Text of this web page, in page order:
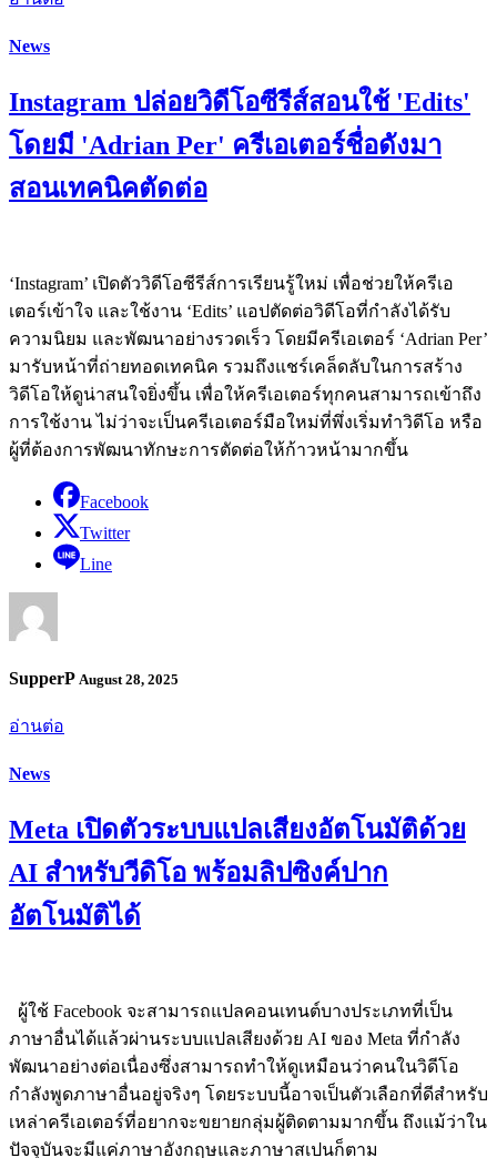
News
Instagram ปล่อยวิดีโอซีรีส์สอนใช้ 'Edits'
โดยมี 'Adrian Per' ครีเอเตอร์ชื่อดังมา
สอนเทคนิคตัดต่อ
‘Instagram’ เปิดตัววิดีโอซีรีส์การเรียนรู้ใหม่ เพื่อช่วยให้ครีเอ
เตอร์เข้าใจ และใช้งาน ‘Edits’ แอปตัดต่อวิดีโอที่กำลังได้รับ
ความนิยม และพัฒนาอย่างรวดเร็ว โดยมีครีเอเตอร์ ‘Adrian Per’
มารับหน้าที่ถ่ายทอดเทคนิค รวมถึงแชร์เคล็ดลับในการสร้าง
วิดีโอให้ดูน่าสนใจยิ่งขึ้น เพื่อให้ครีเอเตอร์ทุกคนสามารถเข้าถึง
การใช้งาน ไม่ว่าจะเป็นครีเอเตอร์มือใหม่ที่พึ่งเริ่มทำวิดีโอ หรือ
ผู้ที่ต้องการพัฒนาทักษะการตัดต่อให้ก้าวหน้ามากขึ้น
Facebook
Twitter
Line
SupperP August 28, 2025
อ่านต่อ
News
Meta เปิดตัวระบบแปลเสียงอัตโนมัติด้วย
AI สำหรับวีดิโอ พร้อมลิปซิงค์ปาก
อัตโนมัติได้
ผู้ใช้ Facebook จะสามารถแปลคอนเทนต์บางประเภทที่เป็น
ภาษาอื่นได้แล้วผ่านระบบแปลเสียงด้วย AI ของ Meta ที่กำลัง
พัฒนาอย่างต่อเนื่องซึ่งสามารถทำให้ดูเหมือนว่าคนในวิดีโอ
กำลังพูดภาษาอื่นอยู่จริงๆ โดยระบบนี้อาจเป็นตัวเลือกที่ดีสำหรับ
เหล่าครีเอเตอร์ที่อยากจะขยายกลุ่มผู้ติดตามมากขึ้น ถึงแม้ว่าใน
ปัจจุบันจะมีแค่ภาษาอังกฤษและภาษาสเปนก็ตาม